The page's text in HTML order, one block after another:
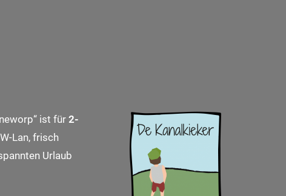
ist für 2-
Lan, frisch
Urlaub